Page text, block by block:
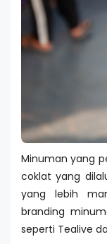
Minuman yang
coklat yang
yang lebih
branding
seperti Tealive